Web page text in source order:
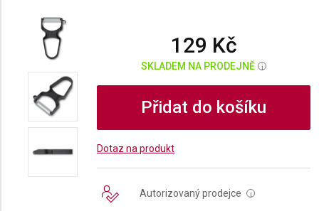
129 Kč
SKLADEM NA PRODEJNĚ i
Přidat do košíku
Dotaz na produkt
Autorizovaný prodejce i